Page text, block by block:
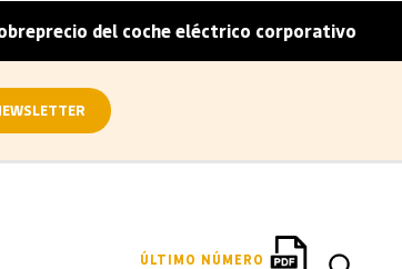
del coche eléctrico corporativo | Arval
ÚLTIMO NÚMERO